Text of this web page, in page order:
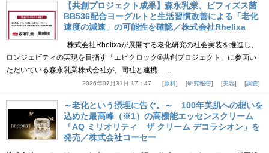
【共創プロジェクト成果】森永乳業、ビフィズス菌
BB536配合ヨーグルトと生活習慣改善による「老化
速度の減速」の可能性を確認／株式会社Rhelixa
株式会社Rhelixaが展開する老化研究の社会実装を推進し、
ロンジェビティの実現を目指す「エピクロック®共創プロジェクト」に参画い
ただいている森永乳業株式会社が、同社と連携……
2026年07月31日 17：47 原料 研究報告 美容 調査
～老化という摂理に告ぐ。～ 100年美肌への想いを
込めた最高峰（※1）の高機能エッセンスクリーム
「AQ ミリオリティ ザ クリーム デコラシオン」を
発売／株式会社コーセー